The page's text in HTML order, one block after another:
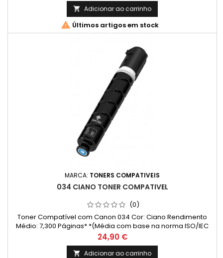
impressas e noutros factores.)
 Adicionar ao carrinho
 Últimos artigos em stock
MARCA: TONERS COMPATIVEIS
034 CIANO TONER COMPATIVEL
(0)
Toner Compatível com Canon 034 Cor: Ciano Rendimento
Médio: 7,300 Páginas* *(Média com base na norma ISO/IEC
24711 e impressão contínua. O rendimento real varia
consideravelmente com base no conteúdo das páginas
impressas e noutros factores.)
Preço
24,90 €
 Adicionar ao carrinho